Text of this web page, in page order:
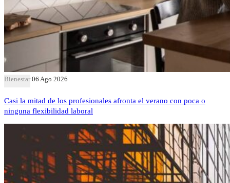
Bienestar 06 Ago 2026
Casi la mitad de los profesionales afronta el verano con poca o
ninguna flexibilidad laboral